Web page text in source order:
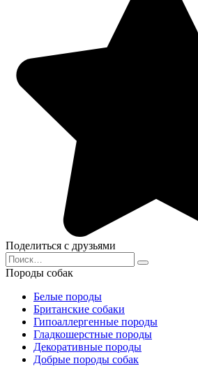
Поделиться с друзьями
Search
for:
Породы собак
Белые породы
Британские собаки
Гипоаллергенные породы
Гладкошерстные породы
Декоративные породы
Добрые породы собак